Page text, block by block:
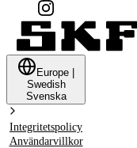
Europe
Swedish
Svenska
Integritetspolicy
Användarvillkor